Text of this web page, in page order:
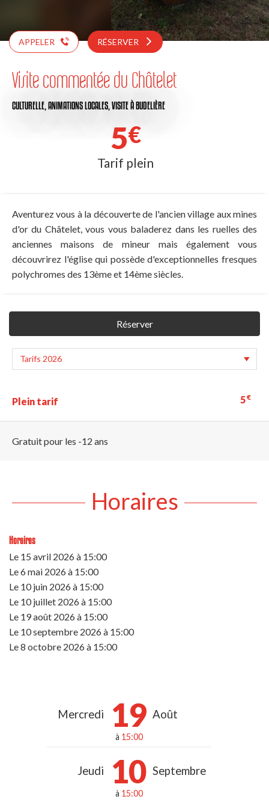
APPELER RÉSERVER
Visite commentée du Châtelet
CULTURELLE, ANIMATIONS LOCALES, VISITEÀ BUDELIÈRE
5€
Tarif plein
Aventurez vous à la découverte de l'ancien village aux mines
d'or du Châtelet, vous vous baladerez dans les ruelles des
anciennes maisons de mineur mais également vous
découvrirez l'église qui possède d'exceptionnelles fresques
polychromes des 13ème et 14ème siècles.
Réserver
Plein tarif 5€
Gratuit pour les -12 ans
Horaires
Horaires
Le 15 avril 2026à 15:00
Le6 mai 2026à 15:00
Le 10 juin 2026à 15:00
Le 10 juillet 2026à 15:00
Le 19 août 2026à 15:00
Le 10 septembre 2026à 15:00
Le8 octobre 2026à 15:00
Mercredi 19 Août
à 15:00
Jeudi 10 Septembre
à 15:00